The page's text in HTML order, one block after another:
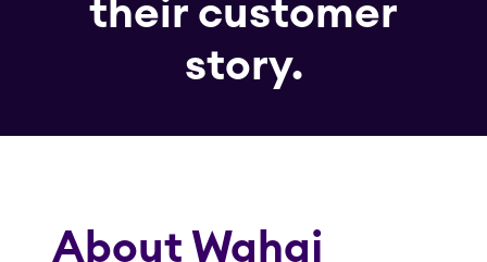
their customer
story.
About Wahaj